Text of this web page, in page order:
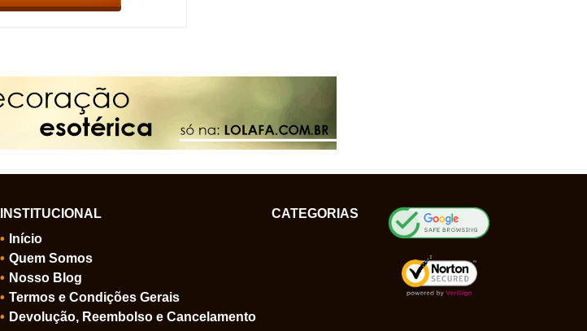
INSTITUCIONAL
Início
Quem Somos
Nosso Blog
Termos e Condições Gerais
Devolução, Reembolso e Cancelamento
CATEGORIAS